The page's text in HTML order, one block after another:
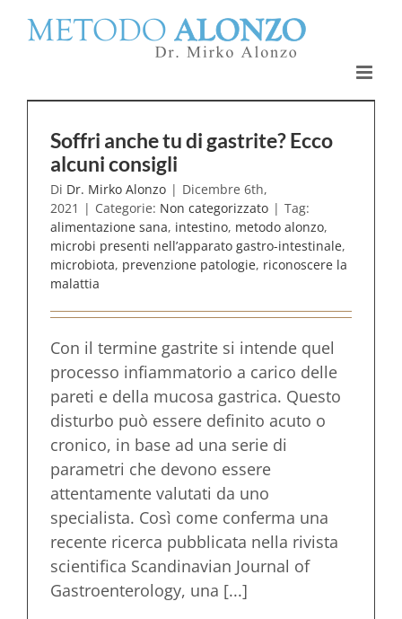
Soffri anche tu di gastrite? Ecco
alcuni consigli
Di Dr. Mirko Alonzo | Dicembre 6th,
2021 | Categorie: Non categorizzato | Tag:
alimentazione sana, intestino, metodo alonzo,
microbi presenti nell’apparato gastro-intestinale,
microbiota, prevenzione patologie, riconoscere la
malattia
Con il termine gastrite si intende quel
processo infiammatorio a carico delle
pareti e della mucosa gastrica. Questo
disturbo può essere definito acuto o
cronico, in base ad una serie di
parametri che devono essere
attentamente valutati da uno
specialista. Così come conferma una
recente ricerca pubblicata nella rivista
scientifica Scandinavian Journal of
Gastroenterology, una [...]